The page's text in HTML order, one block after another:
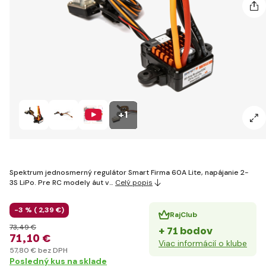
+1
Spektrum jednosmerný regulátor Smart Firma 60A Lite, napájanie 2-
3S LiPo. Pre RC modely áut v… Celý popis
-3 % ( 2,39 €)
71,10 €
73,49 €
57,80 € bez DPH
RajClub
+ 71 bodov
Viac informácií o klube
Posledný kus na sklade